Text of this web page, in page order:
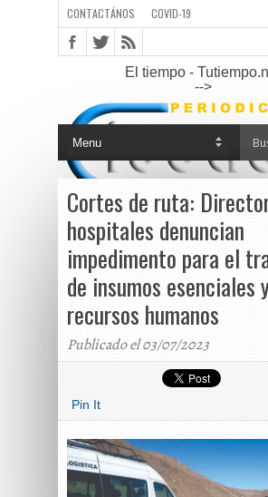
CONTACTÁNOS COVID-19
El tiempo -
-->
Cortes de ruta:
hospitales denuncian
impedimento para el
de insumos esenciales
recursos humanos
Publicado el 03/07/2023
Pin It